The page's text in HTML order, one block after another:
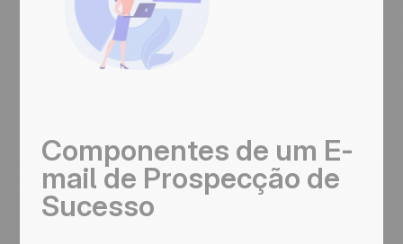
Componentes de um E-
mail de Prospecção de
Sucesso